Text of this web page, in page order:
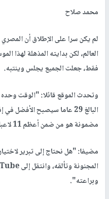
محمد صلاح
لم يكن سرا على الإطلاق أن
فقط، جعلت الجميع يجلس وينتبه.
وتحدث الموقع قائلا: "الوقت
البالغ 29 عاما سيصبح الأفضل
مضمونة هو من ضمن أعظم 11 لاعبا في القارة على الإطلاق".
مضيفا: "هل نحتاج إلى تبرير
وبراعته".